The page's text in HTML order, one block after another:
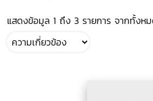
แสดงข้อมูล 1 ถึง 3 รายการ จากทั้งห